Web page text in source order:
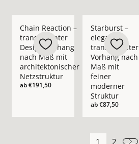
Chain Reaction –
transparenter
Design-Vorhang
nach Maß mit
architektonischer
Netzstruktur
ab€191,50
Starburst –
eleganter
transparenter
Vorhang nach
Maß mit
feiner
moderner
Struktur
ab€87,50
1 2